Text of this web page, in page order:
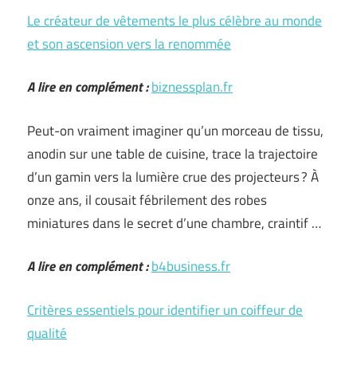
Le créateur de vêtements le plus célèbre au monde
et son ascension vers la renommée
A lire en complément :biznessplan.fr
Peut-on vraiment imaginer qu’un morceau de tissu,
anodin sur une table de cuisine, trace la trajectoire
d’un gamin vers la lumière crue des projecteurs ? À
onze ans, il cousait fébrilement des robes
miniatures dans le secret d’une chambre, craintif …
A lire en complément :b4business.fr
Critères essentiels pour identifier un coiffeur de
qualité